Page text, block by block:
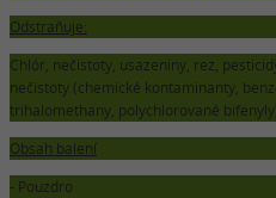
Odstraňuje:
Chlór, nečistoty, usazeniny, rez,
nečistoty (chemické kontaminanty,
trihalomethany, polychlorované
Obsah balení
- Pouzdro